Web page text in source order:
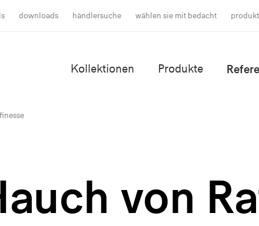
downloads händlersuche wählen sie mit bedacht
Kollektionen Produkte
von